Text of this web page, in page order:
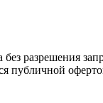
разрешения
публичной